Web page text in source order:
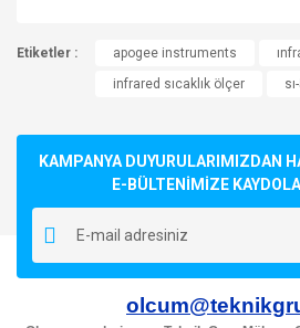
Yorum Yaz
konularda yetersiz gördüğünüz
kullanarak tarafımıza iletebilirsiniz.
Görüş ve önerileriniz için teşekkür
Ürün resmi kalitesiz, bozuk veya
Ürün açıklamasında eksik bilgiler
Ürün fiyatı diğer sitelerden daha
Bu ürüne benzer farklı alternatifler
Etiketler : apogee instruments
infrared sıcaklık ölçer
KAMPANYA DUYURULARIMIZDAN
E-BÜLTENİMİZE